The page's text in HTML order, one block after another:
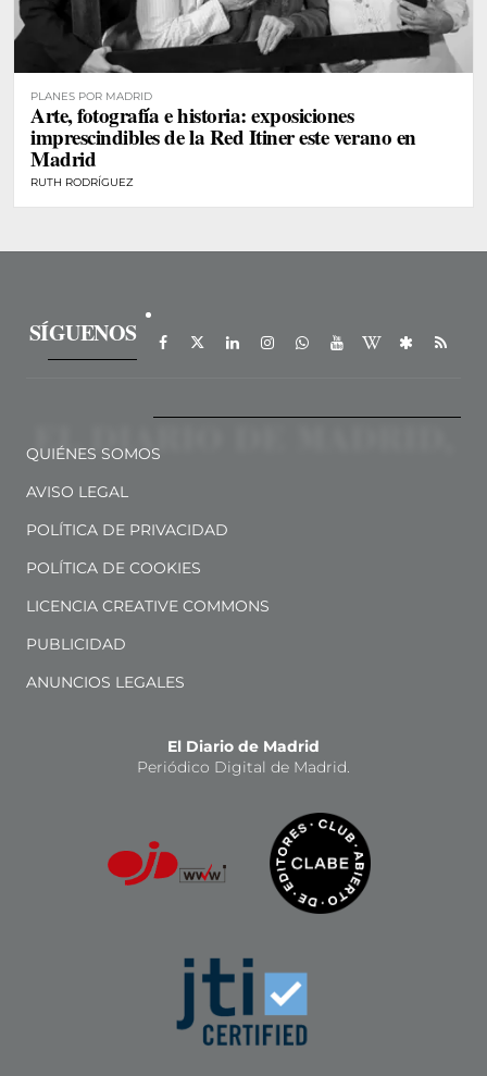
PLANES POR MADRID
Arte, fotografía e historia: exposiciones
imprescindibles de la Red Itiner este verano en
Madrid
RUTH RODRÍGUEZ
SÍGUENOS
QUIÉNES SOMOS
AVISO LEGAL
POLÍTICA DE PRIVACIDAD
POLÍTICA DE COOKIES
LICENCIA CREATIVE COMMONS
PUBLICIDAD
ANUNCIOS LEGALES
El Diario de Madrid
Periódico Digital de Madrid.